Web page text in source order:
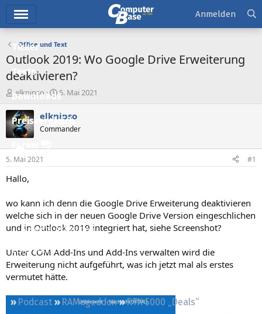
Ticker
Tests
Downloads
Preisvergleich
Forum
Aktuelles
Neue Beiträge
Neueste Aktivitäten
Leserartikel
Regeln
Podcast RAMageddon
RTX 5000 „Deals“
Anmelden
Office und Text
Outlook 2019: Wo Google Drive Erweiterung
deaktivieren?
E
r
s
t
e
l
e
r
elknipso
E
r
s
e
t
5. Mai 2021
elknipso
Commander
5. Mai 2021 #1
Hallo,
wo kann ich denn die Google Drive Erweiterung deaktivieren
welche sich in der neuen Google Drive Version eingeschlichen
und in Outlook 2019 integriert hat, siehe Screenshot?
Unter COM Add-Ins und Add-Ins verwalten wird die
Erweiterung nicht aufgeführt, was ich jetzt mal als erstes
vermutet hätte.